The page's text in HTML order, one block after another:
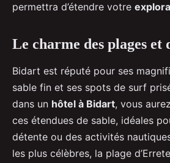
permettra d’étendre votre
Le charme des plages et
Bidart est réputé pour ses
sable fin et ses spots de surf
dans un hôtel à Bidart, vous
ces étendues de sable, idéales
détente ou des activités
les plus célèbres, la plage